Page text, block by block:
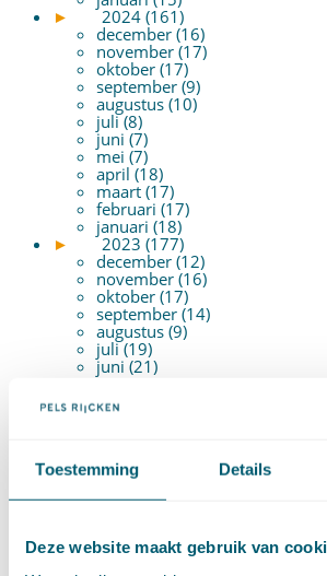
Toestemming Details
Deze website maakt gebruik van
►
2024 (161)
december (16)
november (17)
oktober (17)
september (9)
augustus (10)
juli (8)
juni (7)
mei (7)
april (18)
maart (17)
februari (17)
januari (18)
►
2023 (177)
december (12)
november (16)
oktober (17)
september (14)
augustus (9)
juli (19)
juni (21)
mei (9)
april (13)
maart (17)
►
2022 (168)
november (18)
september (12)
augustus (4)